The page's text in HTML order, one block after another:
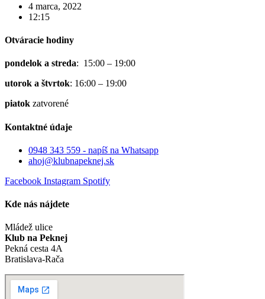
4 marca, 2022
12:15
Otváracie hodiny
pondelok a streda: 15:00 – 19:00
utorok a štvrtok: 16:00 – 19:00
piatok zatvorené
Kontaktné údaje
0948 343 559 - napíš na Whatsapp
ahoj@klubnapeknej.sk
Facebook Instagram Spotify
Kde nás nájdete
Mládež ulice
Klub na Peknej
Pekná cesta 4A
Bratislava-Rača